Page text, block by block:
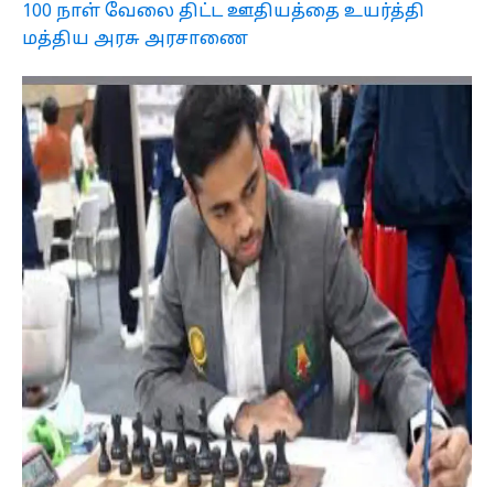
100 நாள் வேலை திட்ட ஊதியத்தை உயர்த்தி
மத்திய அரசு அரசாணை